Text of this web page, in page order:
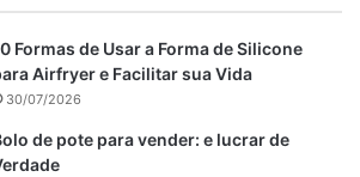
batatas inteiras com casca em água e
até amaciar.
ainda quente. Passe pelo
e deixe esfriar.
adicione a gema, sal, pimenta e a
Formas de Usar a Forma de Silicone
Airfryer e Facilitar sua Vida
30/07/2026
de pote para vender: e lucrar de